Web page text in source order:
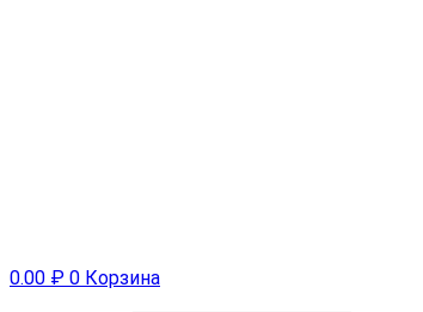
0.00 ₽ 0 Корзина